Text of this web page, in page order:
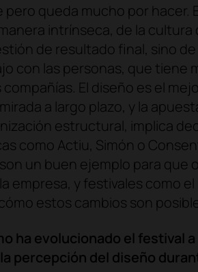
pero queda mucho por hacer.
intrínseca, de la cultura
de resultado final, sino
con las personas, que tiene
El diseño es el
a largo plazo, y la
estructural, implica
como Actiu, Simón o
un buen ejemplo para que
empresa, y festivales como el
estos cambios son
ha evolucionado el festival
percepción del diseño